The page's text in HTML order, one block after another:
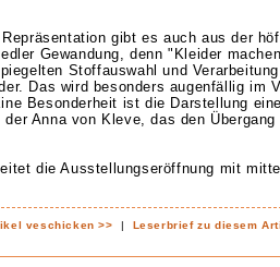
gibt es auch aus der
Gewandung, denn "Kleider
Stoffauswahl und
Das wird besonders augenfällig im
Besonderheit ist die Darstellung
Anna von Kleve, das den
die Ausstellungseröffnung mit
veschicken >> | Leserbrief zu diesem